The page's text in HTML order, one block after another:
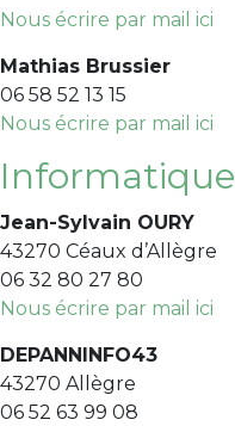
Nous écrire par mail ici
Mathias Brussier
06 58 52 13 15
Nous écrire par mail ici
Informatique
Jean-Sylvain OURY
43270 Céaux d’Allègre
06 32 80 27 80
Nous écrire par mail ici
DEPANNINFO43
43270 Allègre
06 52 63 99 08